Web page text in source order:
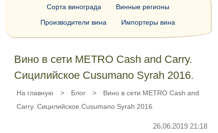
Вино в сети METRO Cash and Carry.
Сицилийское Cusumano Syrah 2016.
На главную > Блог >
Вино в сети METRO Cash and
Carry. Сицилийское Cusumano Syrah 2016.
26.06.2019 21:18
Сорта винограда
Винные регионы
Производители вина
Импортеры вина